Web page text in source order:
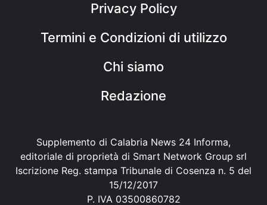
Privacy Policy
Termini e Condizioni di utilizzo
Chi siamo
Redazione
Supplemento di Calabria News 24 Informa,
editoriale di proprietà di Smart Network Group srl
Iscrizione Reg. stampa Tribunale di Cosenza n. 5 del
15/12/2017
P. IVA 03500860782